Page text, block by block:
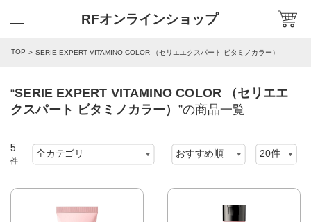
RFオンラインショップ
TOP SERIE EXPERT VITAMINO COLOR （セリエエクスパート ビタミノカラー）
“SERIE EXPERT VITAMINO COLOR （セリエエ
クスパート ビタミノカラー） ”の商品一覧
5
件